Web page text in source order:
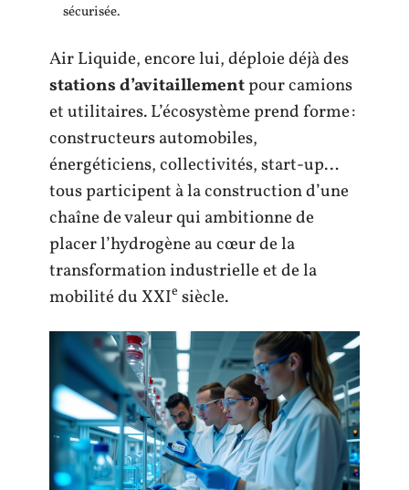
sécurisée.
Air Liquide, encore lui, déploie déjà des
stations d’avitaillementpour camions
et utilitaires. L’écosystème prend forme :
constructeurs automobiles,
énergéticiens, collectivités, start-up…
tous participent à la construction d’une
chaîne de valeur qui ambitionne de
placer l’hydrogène au cœur de la
transformation industrielle et de la
mobilité du XXIe siècle.